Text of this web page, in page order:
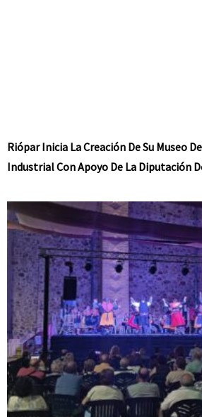
Riópar Inicia La Creación De Su Museo
Industrial Con Apoyo De La Diputación